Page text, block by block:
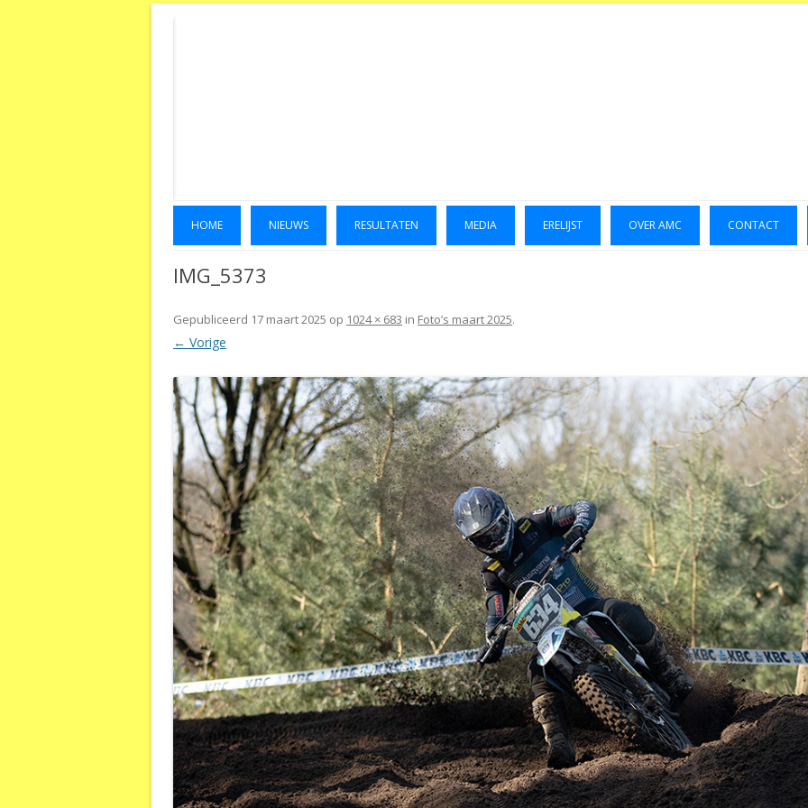
HOME NIEUWS RESULTATEN MEDIA
FOTO’S OKTOBER 2023
FOTO’S SEPTEMBER 2024
FOTO’S MAART 2025
FOTO’S OKTOBER 2025
ERELIJST OVER AMC CONTACT
IMG_5373
Gepubliceerd 17 maart 2025 op 1024 × 683 in Foto’s maart 2025.
← Vorige